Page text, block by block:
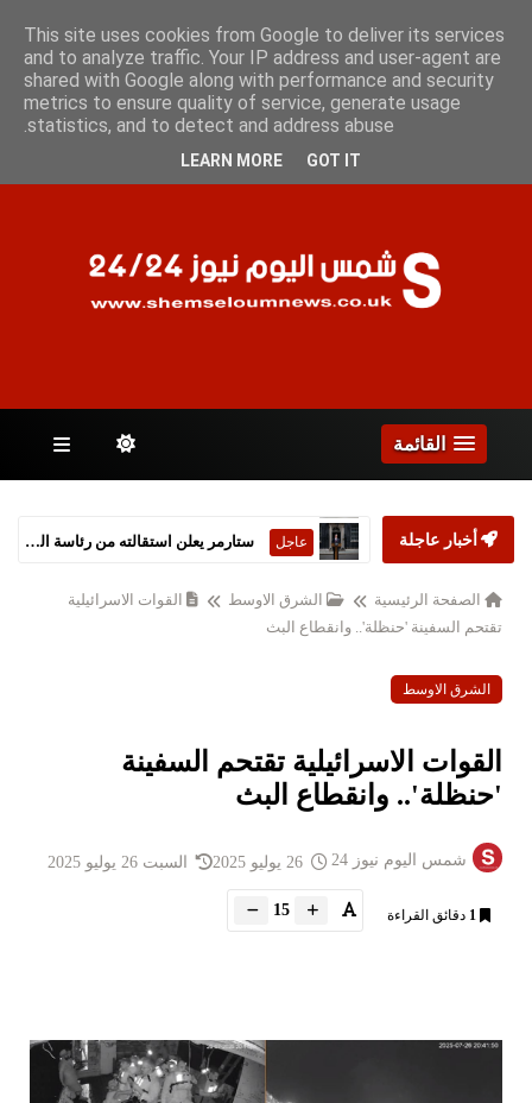
الخميس 6 أغسطس 2026
الصفحات
القائمة
أخبار عاجلة عاجل ستارمر يعلن استقالته من رئاسة الحكومة البريطانية
الصفحة الرئيسية الشرق الاوسط
القوات الاسرائيلية
تقتحم السفينة 'حنظلة'.. وانقطاع البث
الشرق الاوسط
القوات الاسرائيلية تقتحم السفينة
'حنظلة'.. وانقطاع البث
شمس اليوم نيوز 24 السبت 26 يوليو 2025
1 دقائق القراءة 15
This site uses cookies from Google to deliver its services
and to analyze traffic. Your IP address and user-agent are
shared with Google along with performance and security
metrics to ensure quality of service, generate usage
statistics, and to detect and address abuse.
LEARN MORE GOT IT